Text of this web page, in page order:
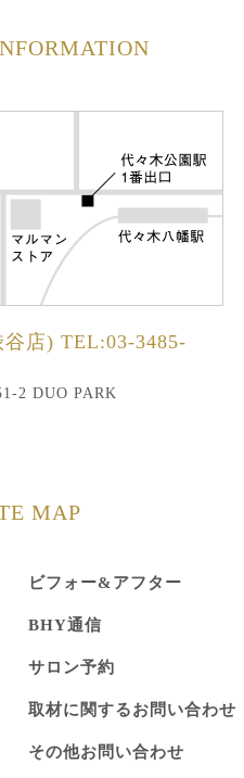
谷店) TEL:03-3485-
2 DUO PARK
MAP
ビフォー&アフター
BHY通信
サロン予約
取材に関するお問い合わせ
その他お問い合わせ